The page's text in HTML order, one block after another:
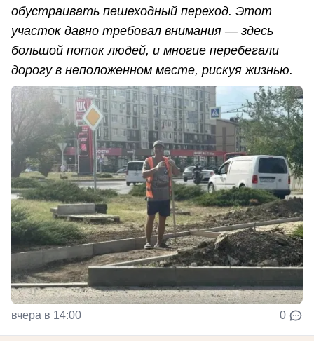
обустраивать пешеходный переход. Этот
участок давно требовал внимания — здесь
большой поток людей, и многие перебегали
дорогу в неположенном месте, рискуя жизнью.
вчера в 14:00 0